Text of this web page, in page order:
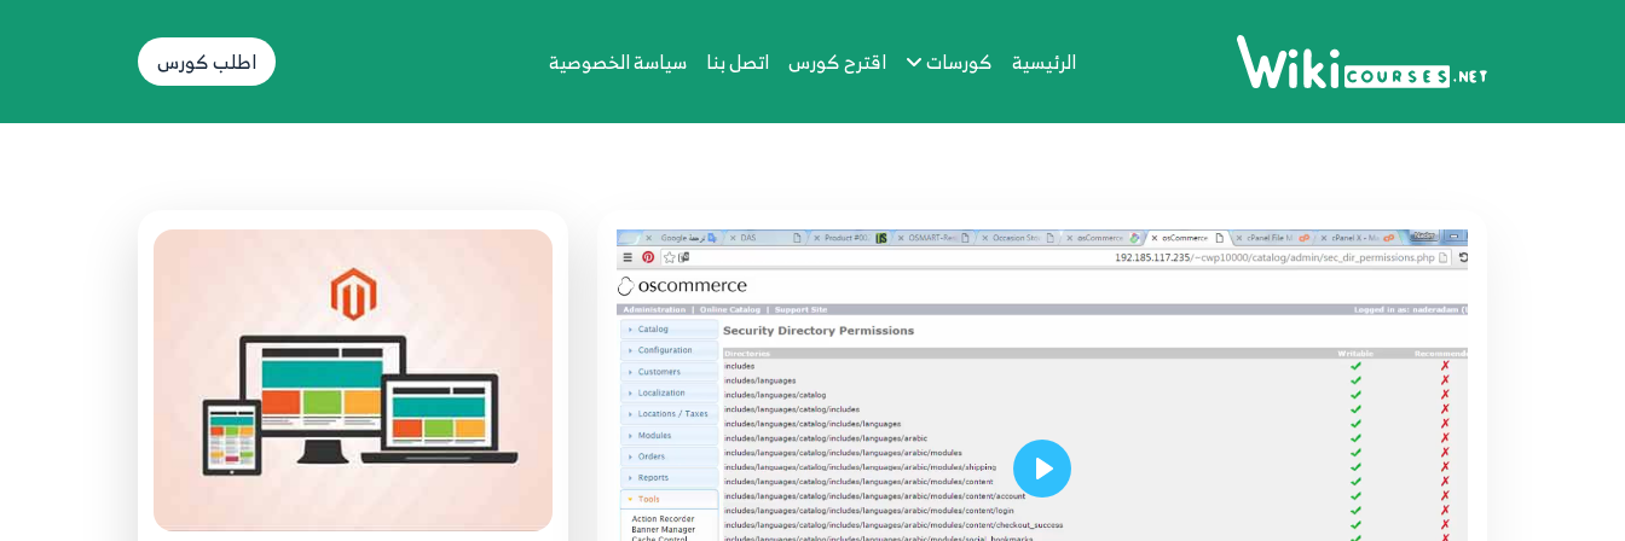
الرئيسية كورسات اقترح كورس اتصل بنا سياسة الخصوصية اطلب كورس
Play
51
52
1:59
2:50
5:44